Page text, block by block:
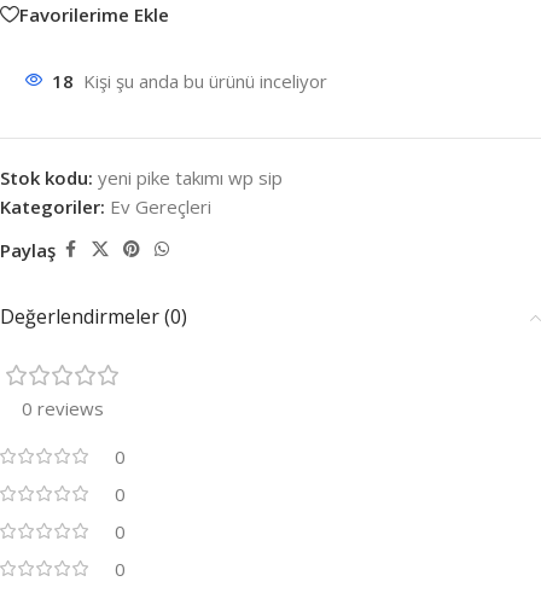
Favorilerime Ekle
18 Kişi şu anda bu ürünü inceliyor
Stok kodu: yeni pike takımı wp sip
Kategoriler: Ev Gereçleri
Paylaş
Değerlendirmeler (0)
0 reviews
0
0
0
0